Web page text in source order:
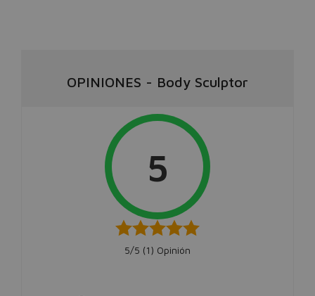
OPINIONES - Body Sculptor
5
5/5 (1) Opinión